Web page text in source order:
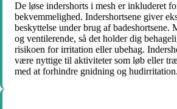
De løse indershorts i mesh er inkluderet
bekvemmelighed. Indershortsene giver
beskyttelse under brug af badeshortsene.
og ventilerende, så det holder dig
risikoen for irritation eller ubehag.
være nyttige til aktiviteter som løb eller
med at forhindre gnidning og hudirritation.